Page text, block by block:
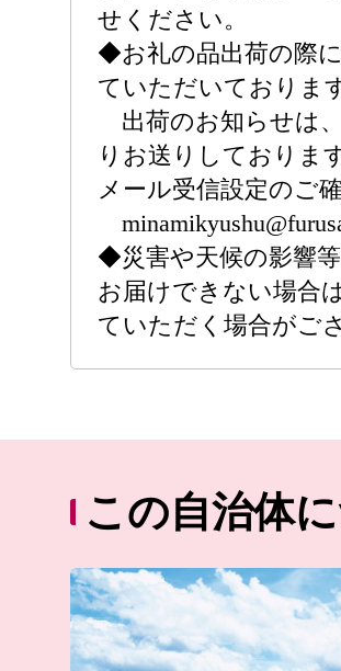
せください。
◆お礼の品出荷の際
ていただいておりま
出荷のお知らせは
りお送りしておりま
メール受信設定のご
◆災害や天候の影響
お届けできない場合
ていただく場合がご
この自治体